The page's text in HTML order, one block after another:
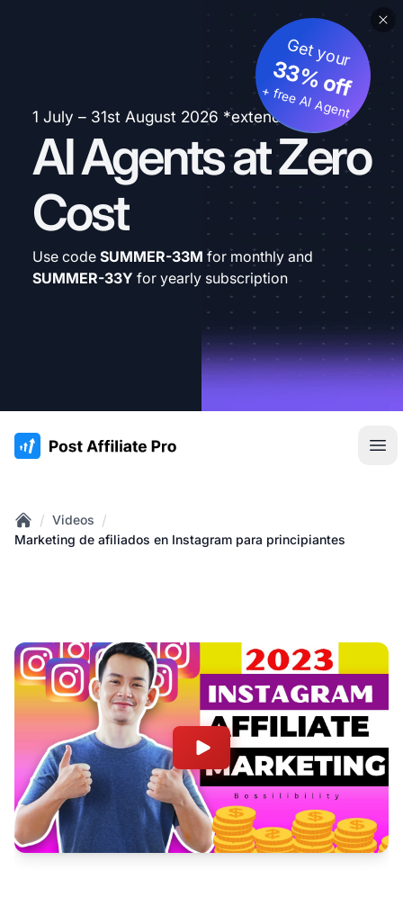
1 July – 31st August 2026 *extended
AI Agents at Zero
Cost
Get your
33% off
+ free AI Agent
Use code SUMMER-33M for monthly and
SUMMER-33Y for yearly subscription
:site.title
Home
/ Videos /
Marketing de afiliados en Instagram para principiantes